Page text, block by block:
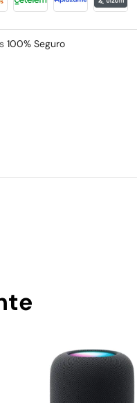
100% Seguro